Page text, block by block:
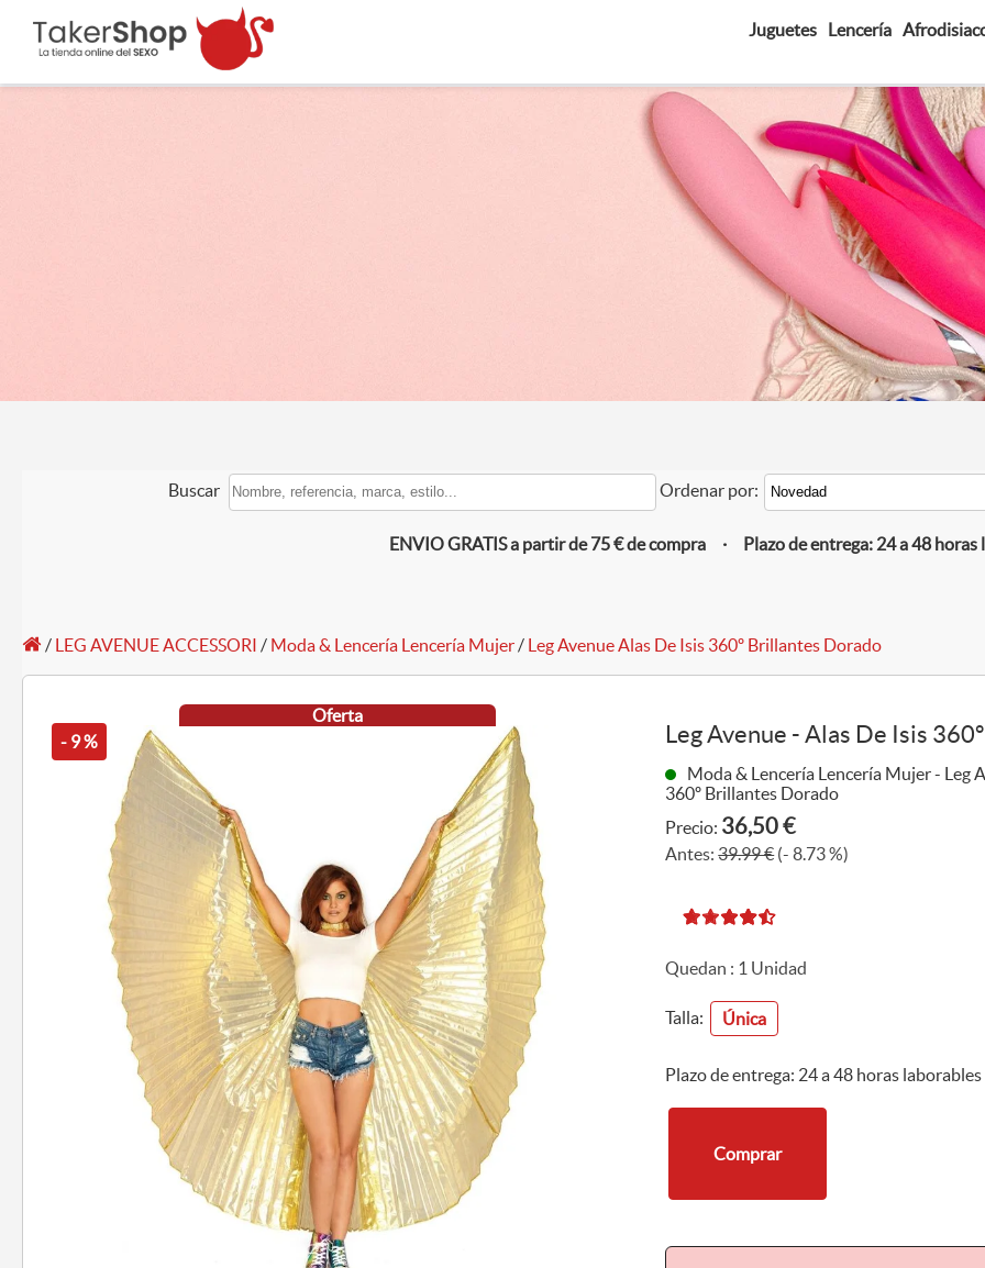
Juguetes Lencería
Buscar Ordenar por:
ENVIO GRATIS a partir de 75 € de compra · Plazo de entrega: 24 a 48 horas
/ LEG AVENUE ACCESSORI / Moda & Lencería Lencería Mujer/ Leg Avenue Alas De Isis 360º Brillantes Dorado
Oferta
- 9 %
Leg Avenue - Alas De Isis
Moda & Lencería Lencería Mujer - Leg
360º Brillantes Dorado
Precio: 36,50 €
Antes:39.99 €(- 8.73 %)
Quedan : 1 Unidad
Talla: Única
Plazo de entrega: 24 a 48 horas laborables
Comprar